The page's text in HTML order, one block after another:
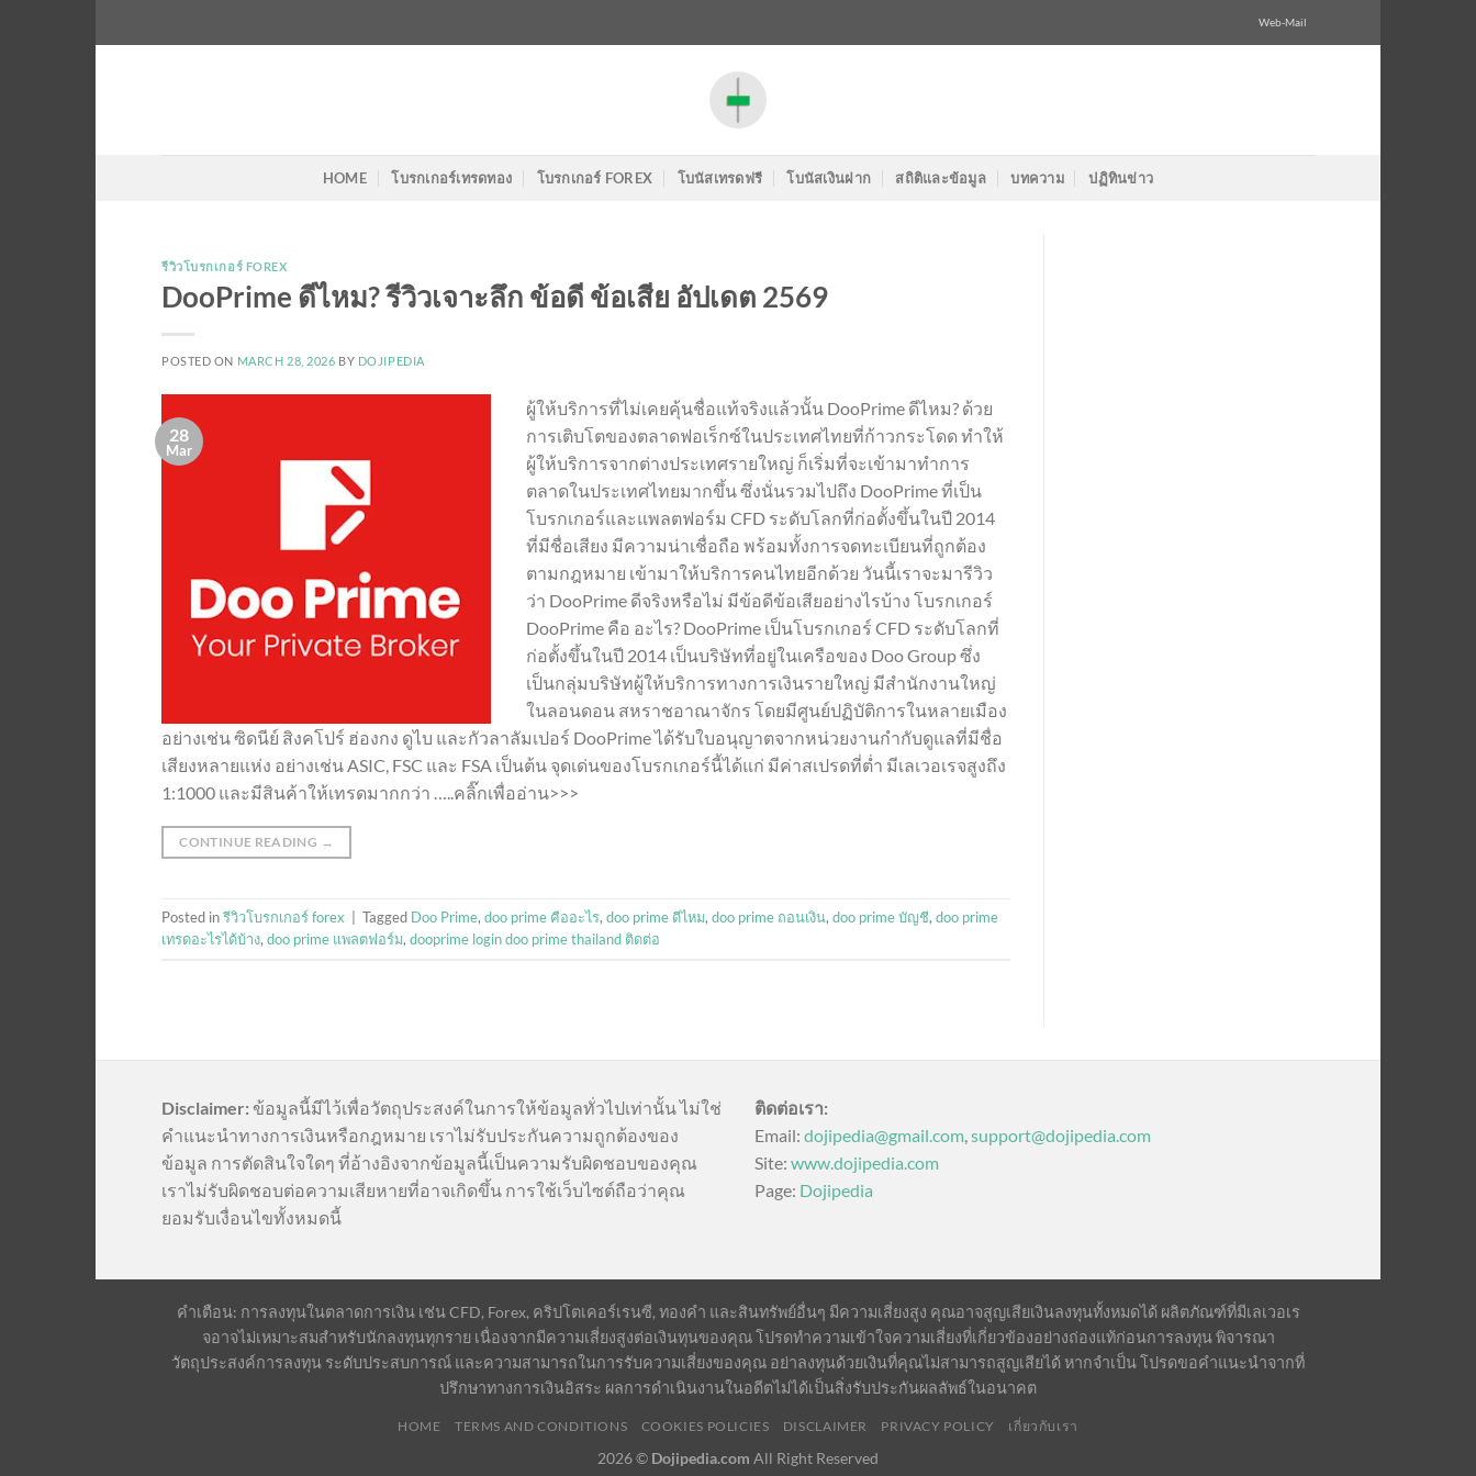
to
Web-Mail
HOME โบรกเกอร์เทรดทอง โบรกเกอร์ FOREX โบนัสเทรดฟรี โบนัสเงินฝาก สถิติและข้อมูล บทความ ปฏิทินข่าว
รีวิวโบรกเกอร์ FOREX
DooPrime ดีไหม? รีวิวเจาะลึก ข้อดี ข้อเสีย อัปเดต 2569
POSTED ON MARCH 28, 2026 BY DOJIPEDIA
28
Mar
ผู้ให้บริการที่ไม่เคยคุ้นชื่อแท้จริงแล้วนั้น DooPrime ดีไหม? ด้วย
การเติบโตของตลาดฟอเร็กซ์ในประเทศไทยที่ก้าวกระโดด ทำให้
ผู้ให้บริการจากต่างประเทศรายใหญ่ ก็เริ่มที่จะเข้ามาทำการ
ตลาดในประเทศไทยมากขึ้น ซึ่งนั่นรวมไปถึง DooPrime ที่เป็น
โบรกเกอร์และแพลตฟอร์ม CFD ระดับโลกที่ก่อตั้งขึ้นในปี 2014
ที่มีชื่อเสียง มีความน่าเชื่อถือ พร้อมทั้งการจดทะเบียนที่ถูกต้อง
ตามกฎหมาย เข้ามาให้บริการคนไทยอีกด้วย วันนี้เราจะมารีวิว
ว่า DooPrime ดีจริงหรือไม่ มีข้อดีข้อเสียอย่างไรบ้าง โบรกเกอร์
DooPrime คือ อะไร? DooPrime เป็นโบรกเกอร์ CFD ระดับโลกที่
ก่อตั้งขึ้นในปี 2014 เป็นบริษัทที่อยู่ในเครือของ Doo Group ซึ่ง
เป็นกลุ่มบริษัทผู้ให้บริการทางการเงินรายใหญ่ มีสำนักงานใหญ่
ในลอนดอน สหราชอาณาจักร โดยมีศูนย์ปฏิบัติการในหลายเมือง
อย่างเช่น ซิดนีย์ สิงคโปร์ ฮ่องกง ดูไบ และกัวลาลัมเปอร์ DooPrime ได้รับใบอนุญาตจากหน่วยงานกำกับดูแลที่มีชื่อ
เสียงหลายแห่ง อย่างเช่น ASIC, FSC และ FSA เป็นต้น จุดเด่นของโบรกเกอร์นี้ได้แก่ มีค่าสเปรดที่ต่ำ มีเลเวอเรจสูงถึง
1:1000 และมีสินค้าให้เทรดมากกว่า …..คลิ๊กเพื่ออ่าน>>>
CONTINUE READING →
Posted inรีวิวโบรกเกอร์ forex Tagged Doo Prime, doo prime คืออะไร, doo prime ดีไหม, doo prime ถอนเงิน, doo prime บัญชี, doo prime
เทรดอะไรได้บ้าง, doo prime แพลตฟอร์ม, dooprime login doo prime thailand ติดต่อ
Disclaimer: ข้อมูลนี้มีไว้เพื่อวัตถุประสงค์ในการให้ข้อมูลทั่วไปเท่านั้น ไม่ใช่
คำแนะนำทางการเงินหรือกฎหมาย เราไม่รับประกันความถูกต้องของ
ข้อมูล การตัดสินใจใดๆ ที่อ้างอิงจากข้อมูลนี้เป็นความรับผิดชอบของคุณ
เราไม่รับผิดชอบต่อความเสียหายที่อาจเกิดขึ้น การใช้เว็บไซต์ถือว่าคุณ
ยอมรับเงื่อนไขทั้งหมดนี้
ติดต่อเรา:
Email: dojipedia@gmail.com support@dojipedia.com
Site: www.dojipedia.com
Page: Dojipedia
คำเตือน: การลงทุนในตลาดการเงิน เช่น CFD, Forex, คริปโตเคอร์เรนซี, ทองคำ และสินทรัพย์อื่นๆ มีความเสี่ยงสูง คุณอาจสูญเสียเงินลงทุนทั้งหมดได้ ผลิตภัณฑ์ที่มีเลเวอเร
จอาจไม่เหมาะสมสำหรับนักลงทุนทุกราย เนื่องจากมีความเสี่ยงสูงต่อเงินทุนของคุณ โปรดทำความเข้าใจความเสี่ยงที่เกี่ยวข้องอย่างถ่องแท้ก่อนการลงทุน พิจารณา
วัตถุประสงค์การลงทุน ระดับประสบการณ์ และความสามารถในการรับความเสี่ยงของคุณ อย่าลงทุนด้วยเงินที่คุณไม่สามารถสูญเสียได้ หากจำเป็น โปรดขอคำแนะนำจากที่
ปรึกษาทางการเงินอิสระ ผลการดำเนินงานในอดีตไม่ได้เป็นสิ่งรับประกันผลลัพธ์ในอนาคต
HOME TERMS AND CONDITIONS COOKIES POLICIES DISCLAIMER PRIVACY POLICY เกี่ยวกับเรา
2026 © Dojipedia.com All Right Reserved